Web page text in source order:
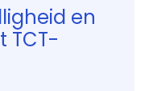
Kopak
Bunga
en
TCT-